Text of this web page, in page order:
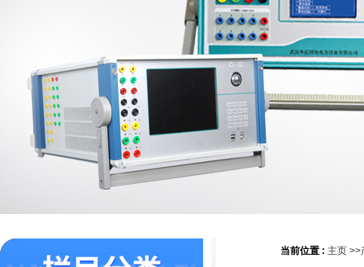
当前位置 : 主页 >>